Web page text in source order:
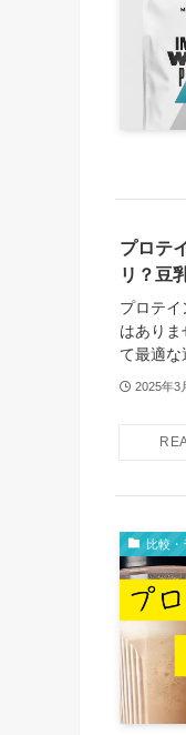
プロテ
リ？豆
プロテ
はあり
て最適な
2025年3
比較・